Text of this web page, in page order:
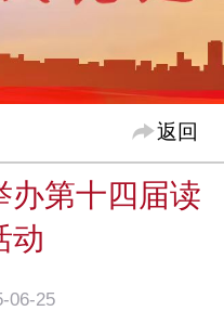
返回
办第十四届读
动
06-25